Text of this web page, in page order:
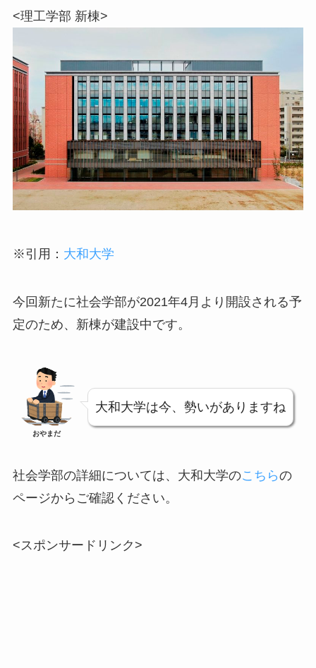
<理工学部 新棟>
※引用： 大和大学
今回新たに社会学部が2021年4月より開設される予
定のため、新棟が建設中です。
おやまだ
大和大学は今、勢いがありますね
社会学部の詳細については、大和大学のこちらの
ページからご確認ください。
<スポンサードリンク>